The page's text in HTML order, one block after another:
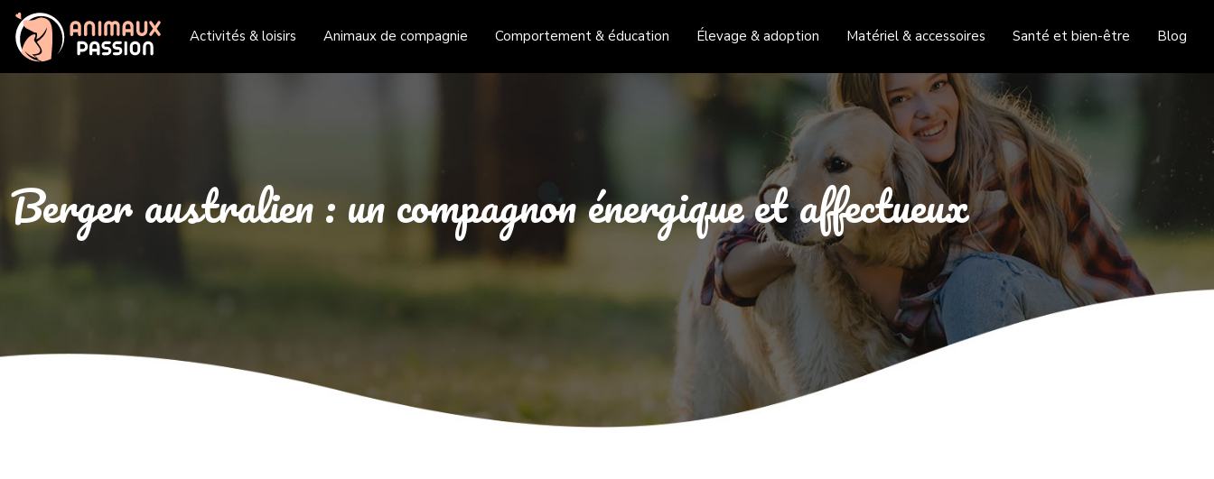
Activités & loisirs Animaux de compagnie Comportement & éducation Élevage & adoption Matériel & accessoires Santé et bien-être Blog
Berger australien : un compagnon énergique et affectueux